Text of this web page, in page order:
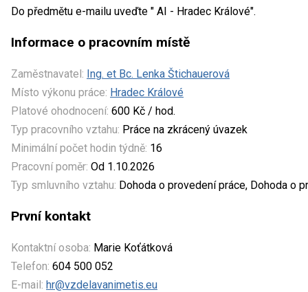
Do předmětu e-mailu uveďte " AI - Hradec Králové".
Informace o pracovním místě
Zaměstnavatel: Ing. et Bc. Lenka Štichauerová
Místo výkonu práce: Hradec Králové
Platové ohodnocení: 600 Kč / hod.
Typ pracovního vztahu: Práce na zkrácený úvazek
Minimální počet hodin týdně: 16
Pracovní poměr: Od 1.10.2026
Typ smluvního vztahu: Dohoda o provedení práce, Dohoda o
První kontakt
Kontaktní osoba: Marie Koťátková
Telefon: 604 500 052
E-mail: hr@vzdelavanimetis.eu